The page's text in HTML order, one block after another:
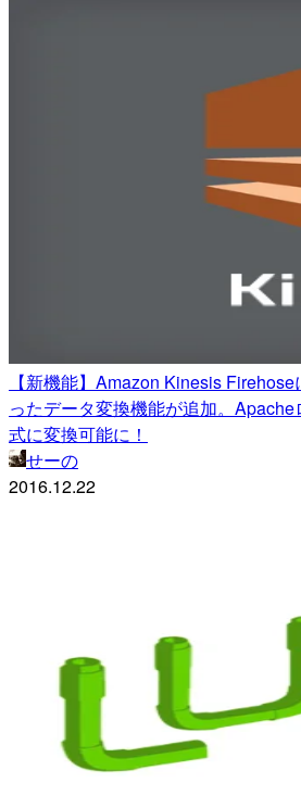
【新機能】Amazon Kinesis
ったデータ変換機能が追加。
式に変換可能に！
せーの
2016.12.22